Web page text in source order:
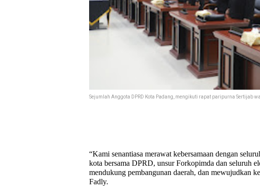
Sejumlah Anggota DPRD Kota Padang, mengikuti rapat paripurna Sertijab
“Kami senantiasa merawat kebersamaan dengan
kota bersama DPRD, unsur Forkopimda dan seluruh
mendukung pembangunan daerah, dan mewujudkan
Fadly.